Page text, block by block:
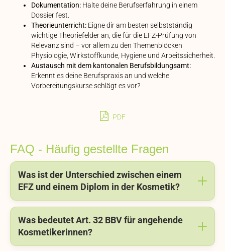
Dokumentation: Halte deine Berufserfahrung in einem
Dossier fest.
Theorieunterricht: Eigne dir am besten selbstständig
wichtige Theoriefelder an, die für die EFZ-Prüfung von
Relevanz sind – vor allem zu den Themenblöcken
Physiologie, Wirkstoffkunde, Hygiene und Arbeitssicherheit.
Austausch mit dem kantonalen Berufsbildungsamt:
Erkennt es deine Berufspraxis an und welche
Vorbereitungskurse schlägt es vor?
PDF
FAQ - Häufig gestellte Fragen
Was ist der Unterschied zwischen einem
EFZ und einem Diplom in der Kosmetik?
Was bedeutet Art. 32 BBV für angehende
Kosmetikerinnen?